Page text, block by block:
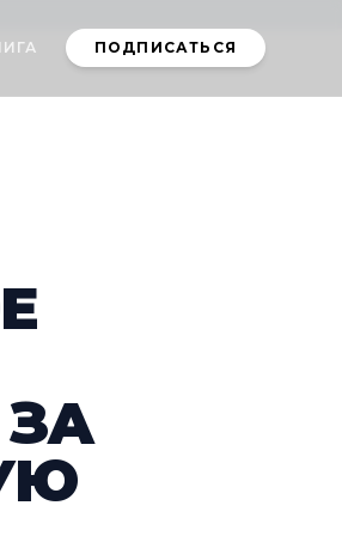
ПОДПИСАТЬСЯ